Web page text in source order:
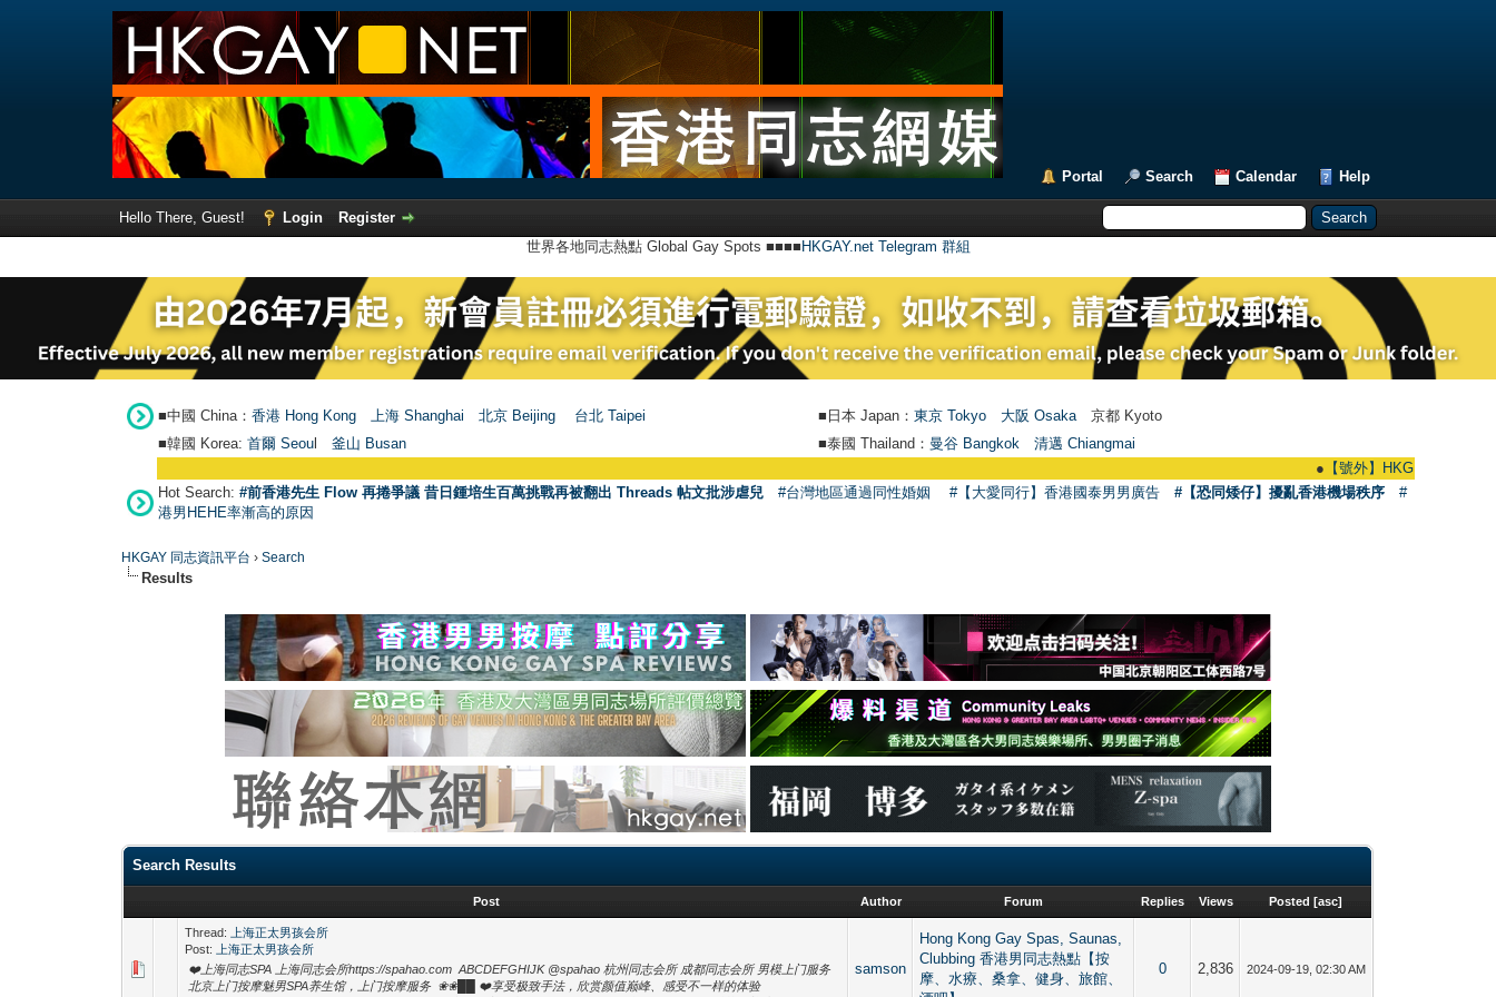
Portal Search Calendar Help
Hello There, Guest! Login
Register
世界各地同志熱點 Global Gay Spots ■■■■ HKGAY.net Telegram 群組
■中國 China： 香港 Hong Kong 上海 Shanghai 北京 Beijing 台北 Taipei ■日本 Japan： 東京 Tokyo 大阪 Osaka 京都 Kyoto
■韓國 Korea: 首爾 Seou 釜山 Busan ■泰國 Thailand： 曼谷 Bangkok
清邁 Chiangmai
【號外】HKGAY.net已啟動
Hot Search: #前香港先生 Flow 再捲爭議 昔日鍾培生百萬挑戰再被翻出 Threads 帖文批涉虐兒 #台灣地區通過同性婚姻 #【大愛同行】香港國泰男男廣告 #【恐同矮仔】擾亂香港機場秩序
#
港男HEHE率漸高的原因
HKGAY 同志資訊平台 ›Search
Results
Search Results
Post Author Forum Replies Views Posted [asc]
Thread:
上海正太男孩会所
Post:
上海正太男孩会所
❤️上海同志SPA 上海同志会所https://spahao.com ABCDEFGHIJK @spahao 杭州同志会所 成都同志会所 男模上门服务
北京上门按摩魅男SPA养生馆，上门按摩服务 ❀❀██ ❤️享受极致手法，欣赏颜值巅峰、感受不一样的体验
samson
Hong Kong Gay Spas, Saunas,
Clubbing 香港男同志熱點【按
摩、水療、桑拿、健身、旅館、
0 2,836 2024-09-19, 02:30 AM